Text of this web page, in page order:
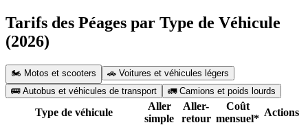
Tarifs des Péages par Type de Véhicule
(2026)
🏍️ Motos et scooters
🚗 Voitures et véhicules légers
🚌 Autobus et véhicules de transport
🚛 Camions et poids lourds
Type de véhicule
Aller
simple
Aller-
retour
Coût
mensuel*
Actions